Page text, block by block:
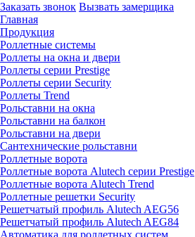
Заказать звонок Вызвать замерщика
Главная
Продукция
Роллетные системы
Роллеты на окна и двери
Роллеты серии Prestige
Роллеты серии Security
Роллеты Trend
Рольставни на окна
Рольставни на балкон
Рольставни на двери
Сантехнические рольставни
Роллетные ворота
Роллетные ворота Alutech серии Prestige
Роллетные ворота Alutech Trend
Роллетные решетки Security
Решетчатый профиль Alutech AEG56
Решетчатый профиль Alutech AEG84